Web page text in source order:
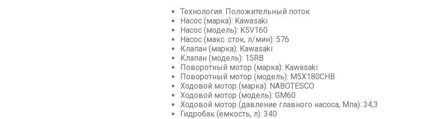
Технология: Положительный поток
Насос (марка): Kawasaki
Насос (модель): K5V160
Насос (макс. сток, л/мин): 576
Клапан (марка): Kawasaki
Клапан (модель): 15RB
Поворотный мотор (марка): Kawasaki
Поворотный мотор (модель): M5X180CHB
Ходовой мотор (марка): NABOTESCO
Ходовой мотор (модель): GM60
Ходовой мотор (давление главного насоса, Мпа): 34,3
Гидробак (емкость, л): 340